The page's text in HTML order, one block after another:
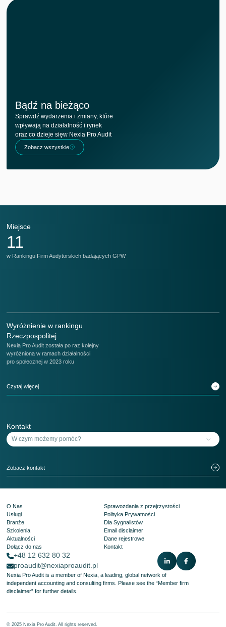
Bądź na bieżąco
Sprawdź wydarzenia i zmiany, które
wpływają na działalność i rynek
oraz co dzieje sięw Nexia Pro Audit
Zobacz wszystkie
Miejsce
11
w Rankingu Firm Audytorskich badających GPW
Wyróżnienie w rankingu
Rzeczpospolitej
Nexia Pro Audit została po raz kolejny
wyróżniona w ramach działalności
pro społecznej w 2023 roku
Czytaj więcej
Kontakt
Zobacz kontakt
O Nas
Usługi
Branże
Szkolenia
Aktualności
Dołącz do nas
Sprawozdania z przejrzystości
Polityka Prywatności
Dla Sygnalistów
Email disclaimer
Dane rejestrowe
Kontakt
+48 12 632 80 32
proaudit@nexiaproaudit.pl
Nexia Pro Audit is a member of Nexia, a leading, global network of
independent accounting and consulting firms. Please see the“Member firm
disclaimer” for further details.
© 2025 Nexia Pro Audit. All rights reserved.